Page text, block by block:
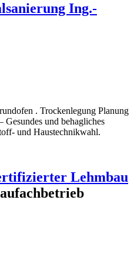
Ing.-
. Trockenlegung Planung
und behagliches
und Haustechnikwahl.
Lehmbau